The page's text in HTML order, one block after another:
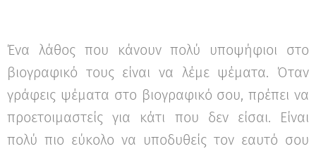
Ένα λάθος που κάνουν πολύ υποψήφιοι στο
βιογραφικό τους είναι να λέμε ψέματα. Όταν
γράφεις ψέματα στο βιογραφικό σου, πρέπει να
προετοιμαστείς για κάτι που δεν είσαι. Είναι
πολύ πιο εύκολο να υποδυθείς τον εαυτό σου